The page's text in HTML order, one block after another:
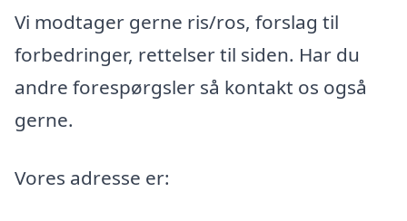
Vi modtager gerne ris/ros, forslag til
forbedringer, rettelser til siden. Har du
andre forespørgsler så kontakt os også
gerne.
Vores adresse er: